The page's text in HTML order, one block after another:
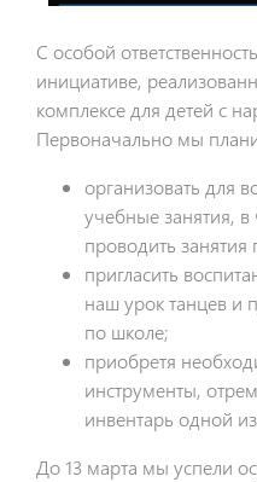
С особой
инициативе,
комплексе для детей с
Первоначально мы
организовать для
учебные занятия, в
проводить занятия
пригласить
наш урок танцев и
по школе;
приобретя
инструменты,
инвентарь одной
До 13 марта мы успели